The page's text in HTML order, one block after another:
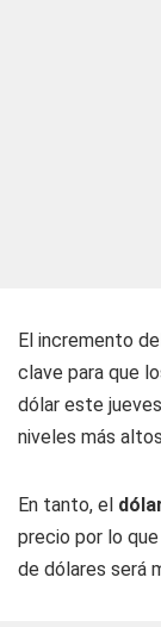
El incremento
clave para que
dólar este
niveles más
En tanto, el
precio por lo
de dólares será